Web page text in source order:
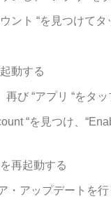
ント “を見つけてタ
動する
再び “アプリ “をタッ
“を見つけ、
再起動する
・アップデートを行